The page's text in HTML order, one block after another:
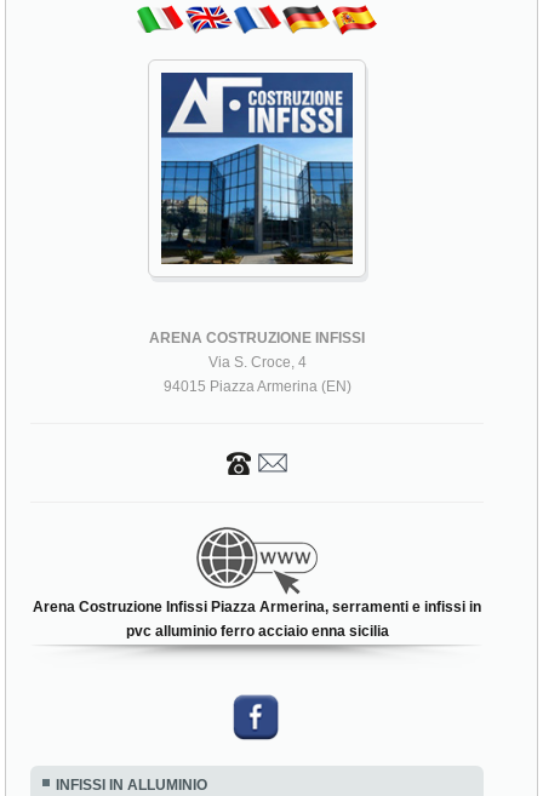
ARENA COSTRUZIONE INFISSI
Via S. Croce, 4
94015 Piazza Armerina (EN)
Arena Costruzione Infissi Piazza Armerina, serramenti e infissi in
pvc alluminio ferro acciaio enna sicilia
INFISSI IN ALLUMINIO